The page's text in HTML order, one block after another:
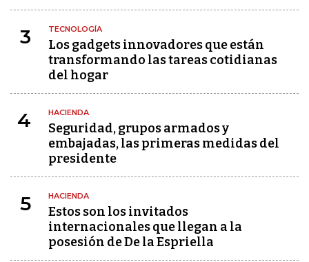
3 TECNOLOGÍA
Los gadgets innovadores que están
transformando las tareas cotidianas
del hogar
4 HACIENDA
Seguridad, grupos armados y
embajadas, las primeras medidas del
presidente
5 HACIENDA
Estos son los invitados
internacionales que llegan a la
posesión de De la Espriella